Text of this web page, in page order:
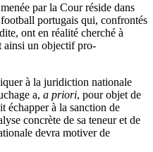
par la Cour réside dans
portugais qui, confrontés
ont en réalité cherché à
ainsi un objectif pro-
à la juridiction nationale
a, a priori, pour objet de
échapper à la sanction de
concrète de sa teneur et de
devra motiver de